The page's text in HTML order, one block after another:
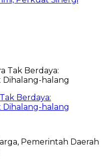
Berdaya:
halang